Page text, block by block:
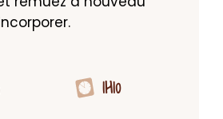
1H10